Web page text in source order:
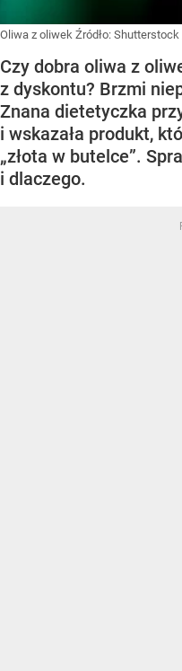
Oliwa z oliwek Źródło: Shutterstock
Czy dobra oliwa z
z dyskontu? Brzmi
Znana dietetyczka
i wskazała produkt,
„złota w butelce”.
i dlaczego.